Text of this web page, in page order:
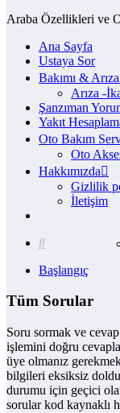
Araba Özellikleri ve
Ana Sayfa
Ustaya Sor
Bakımı & Arıza
Arıza -
Şanzıman
Yakıt
Oto Bakım
Oto
Hakkımızda
Gizlilik
İletişim
Başlangıç
Tüm Sorular
Soru sormak ve
işlemini doğru
üye olmanız
bilgileri eksiksiz
durumu için geçici
sorular kod kaynaklı